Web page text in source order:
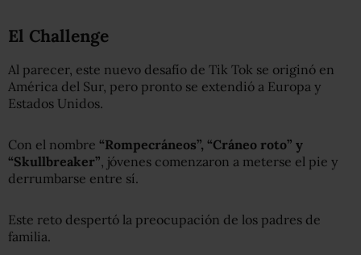
El Challenge
Al parecer, este nuevo desafío de Tik Tok se originó en
América del Sur, pero pronto se extendió a Europa y
Estados Unidos.
Con el nombre “Rompecráneos”, “Cráneo roto” y
“Skullbreaker” , jóvenes comenzaron a meterse el pie y
derrumbarse entre sí.
Este reto despertó la preocupación de los padres de
familia.